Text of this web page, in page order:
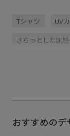
Tシャツ UV
さらっとした肌触
デザイントップス
おすすめの